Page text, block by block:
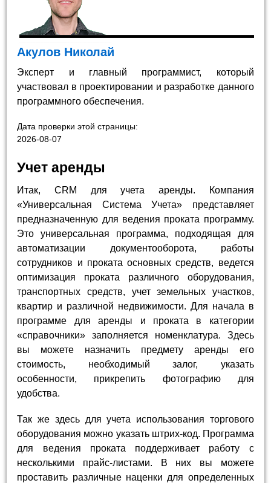
Акулов Николай
Эксперт и главный программист, который
участвовал в проектировании и разработке данного
программного обеспечения.
Дата проверки этой страницы:
2026-08-07
Учет аренды
Итак, CRM для учета аренды. Компания
«Универсальная Система Учета» представляет
предназначенную для ведения проката программу.
Это универсальная программа, подходящая для
автоматизации документооборота, работы
сотрудников и проката основных средств, ведется
оптимизация проката различного оборудования,
транспортных средств, учет земельных участков,
квартир и различной недвижимости. Для начала в
программе для аренды и проката в категории
«справочники» заполняется номенклатура. Здесь
вы можете назначить предмету аренды его
стоимость, необходимый залог, указать
особенности, прикрепить фотографию для
удобства.
Так же здесь для учета использования торгового
оборудования можно указать штрих-код. Программа
для ведения проката поддерживает работу с
несколькими прайс-листами. В них вы можете
проставить различные наценки для определенных